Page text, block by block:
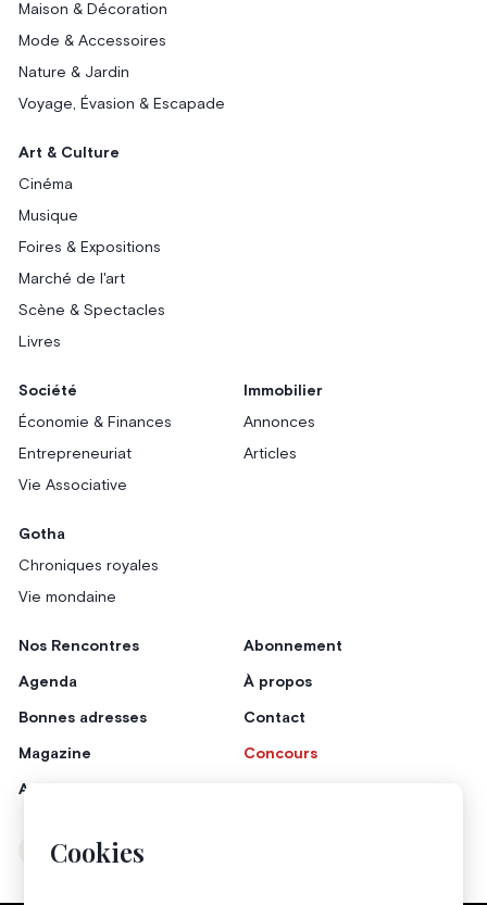
Cookies
Maison & Décoration
Mode & Accessoires
Nature & Jardin
Voyage, Évasion & Escapade
Art & Culture
Cinéma
Musique
Foires & Expositions
Marché de l'art
Scène & Spectacles
Livres
Société
Économie & Finances
Entrepreneuriat
Vie Associative
Immobilier
Annonces
Articles
Gotha
Chroniques royales
Vie mondaine
Nos Rencontres
Agenda
Bonnes adresses
Magazine
Annonceurs
Abonnement
À propos
Contact
Concours
Instagram